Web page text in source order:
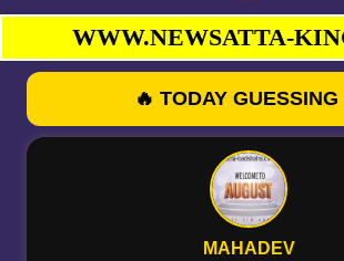
WWW.NEWSATTA-
🔥 TODAY GUESSING
MAHADEV